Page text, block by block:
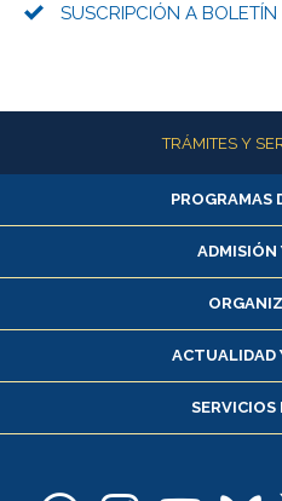
SUSCRIPCIÓN A BOLETÍN
Más informaciónTRÁMITES Y
Alumnas/os y
Matrícula
Inscripción y
Consulta y
Servicio
Pago de arancel
PROGRAMAS
ADMISIÓN
ACTUALIDAD
SERVICIOS